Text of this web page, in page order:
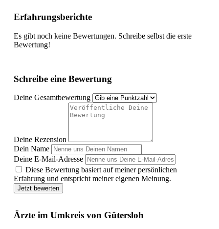
Erfahrungsberichte
Es gibt noch keine Bewertungen. Schreibe selbst die erste
Bewertung!
Schreibe eine Bewertung
Deine Gesamtbewertung
Deine Rezension
Dein Name
Deine E-Mail-Adresse
Diese Bewertung basiert auf meiner persönlichen
Erfahrung und entspricht meiner eigenen Meinung.
Jetzt bewerten
Ärzte im Umkreis von Gütersloh